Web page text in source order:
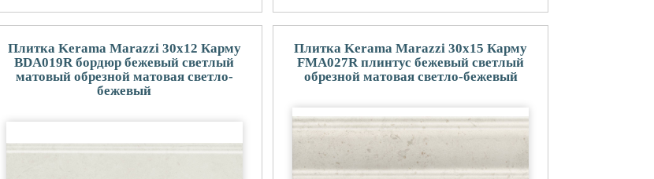
Плитка Kerama Marazzi 30x12 Карму
BDA019R бордюр бежевый светлый
матовый обрезной матовая светло-
бежевый
Плитка Kerama Marazzi 30x15 Карму
FMA027R плинтус бежевый светлый
обрезной матовая светло-бежевый